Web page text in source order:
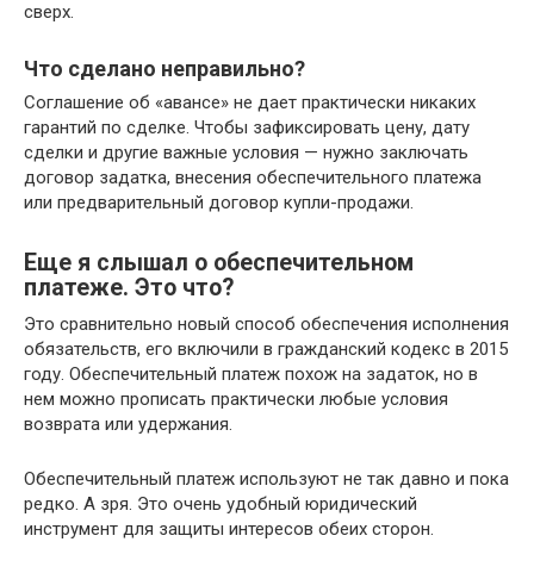
сверх.
Что сделано неправильно?
Соглашение об «авансе» не дает практически никаких
гарантий по сделке. Чтобы зафиксировать цену, дату
сделки и другие важные условия — нужно заключать
договор задатка, внесения обеспечительного платежа
или предварительный договор купли-продажи.
Еще я слышал о обеспечительном
платеже. Это что?
Это сравнительно новый способ обеспечения исполнения
обязательств, его включили в гражданский кодекс в 2015
году. Обеспечительный платеж похож на задаток, но в
нем можно прописать практически любые условия
возврата или удержания.
Обеспечительный платеж используют не так давно и пока
редко. А зря. Это очень удобный юридический
инструмент для защиты интересов обеих сторон.